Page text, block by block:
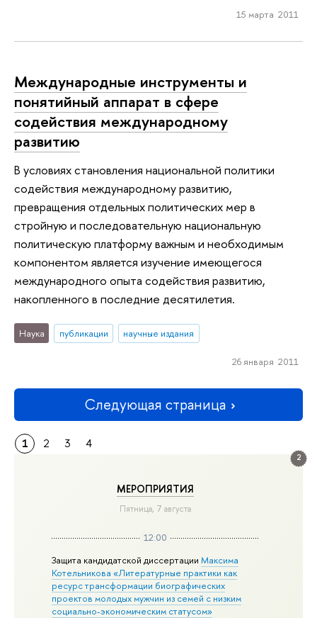
2
МЕРОПРИЯТИЯ
Пятница, 7 августа
12:00
Защита кандидатской диссертацииМаксима
Котельникова «Литературные практики как
ресурс трансформации биографических
проектов молодых мужчин из семей с низким
социально-экономическим статусом»
15 марта 2011
Международные инструменты и
понятийный аппарат в сфере
содействия международному
развитию
В условиях становления национальной политики
содействия международному развитию,
превращения отдельных политических мер в
стройную и последовательную национальную
политическую платформу важным и необходимым
компонентом является изучение имеющегося
международного опыта содействия развитию,
накопленного в последние десятилетия.
Наука публикации научные издания
26 января 2011
Следующая страница
1 2 3 4